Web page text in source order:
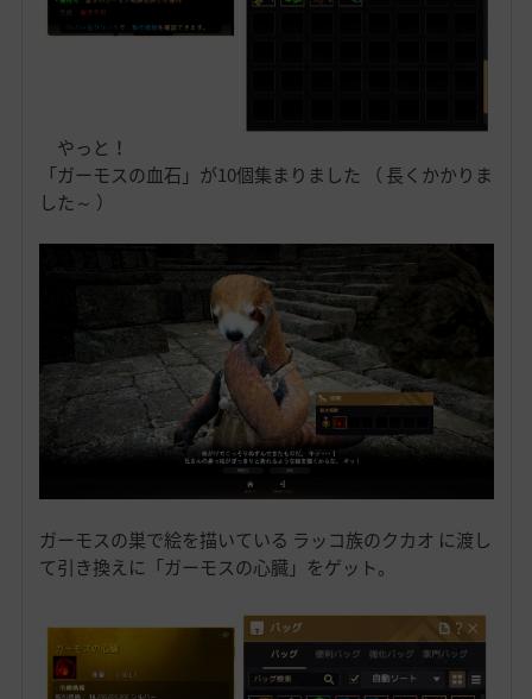
やっと！
「ガーモスの血石」が10個集まりました （ 長くかかりま
した～ ）
ガーモスの巣で絵を描いている ラッコ族のクカオ に渡し
て引き換えに「ガーモスの心臓」をゲット。